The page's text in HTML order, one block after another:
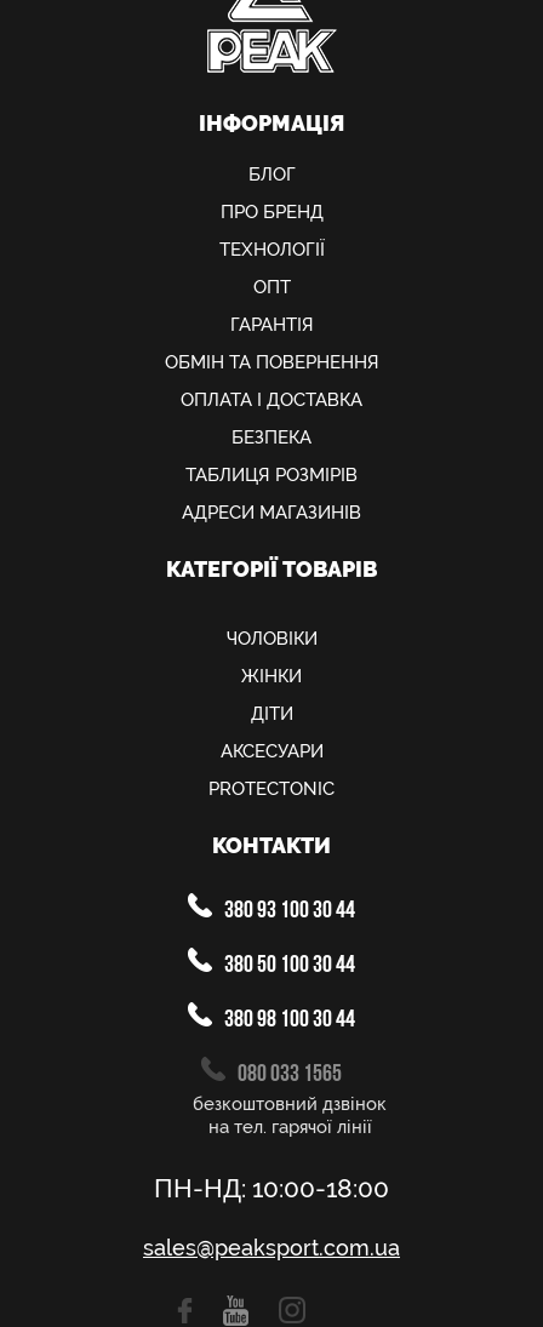
ІНФОРМАЦІЯ
БЛОГ
ПРО БРЕНД
ТЕХНОЛОГІЇ
ОПТ
ГАРАНТІЯ
ОБМIН ТА ПОВЕРНЕННЯ
ОПЛАТА І ДОСТАВКА
БЕЗПЕКА
ТАБЛИЦЯ РОЗМІРІВ
АДРЕСИ МАГАЗИНІВ
КАТЕГОРІЇ ТОВАРІВ
ЧОЛОВІКИ
ЖІНКИ
ДІТИ
АКСЕСУАРИ
PROTECTONIC
КОНТАКТИ
380 93 100 30 44
380 50 100 30 44
380 98 100 30 44
080 033 1565
безкоштовний дзвінок
на тел. гарячої лінії
ПН-НД: 10:00-18:00
sales@peaksport.com.ua